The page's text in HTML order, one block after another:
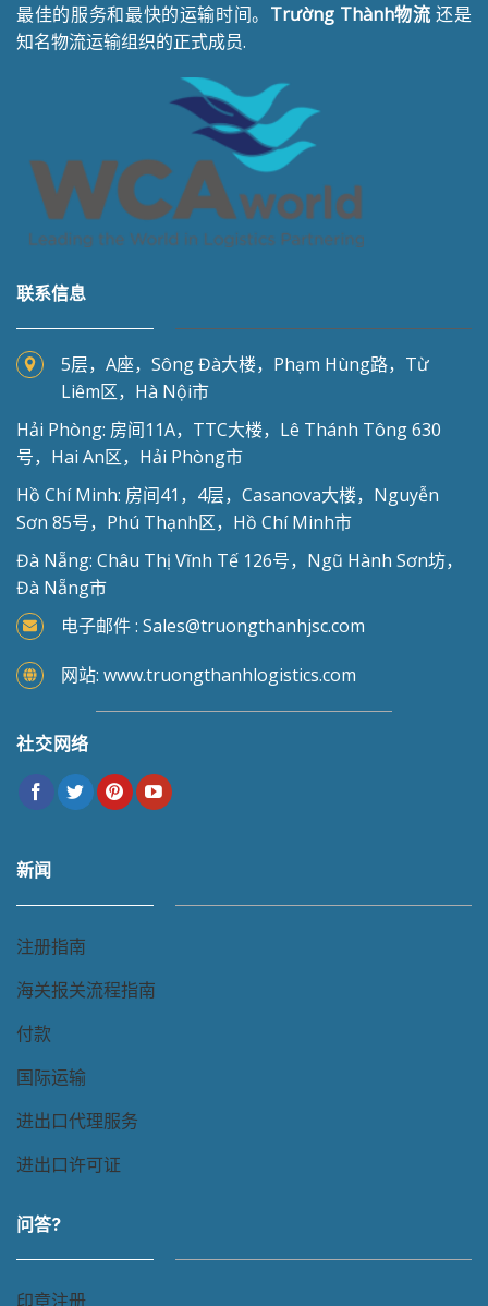
最佳的服务和最快的运输时间。 Trường Thành物流 还是
知名物流运输组织的正式成员.
联系信息
5层，A座，Sông Đà大楼，Phạm Hùng路，Từ
Liêm区，Hà Nội市
Hải Phòng: 房间11A，TTC大楼，Lê Thánh Tông 630
号，Hai An区，Hải Phòng市
Hồ Chí Minh: 房间41，4层，Casanova大楼，Nguyễn
Sơn 85号，Phú Thạnh区，Hồ Chí Minh市
Đà Nẵng: Châu Thị Vĩnh Tế 126号，Ngũ Hành Sơn坊，
Đà Nẵng市
电子邮件 : Sales@truongthanhjsc.com
网站: www.truongthanhlogistics.com
社交网络
新闻
注册指南
海关报关流程指南
付款
国际运输
进出口代理服务
进出口许可证
问答?
印章注册